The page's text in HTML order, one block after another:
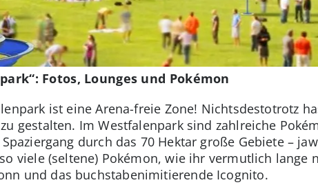
Fotos, Lounges und Pokémon
ist eine Arena-freie Zone! Nichtsdestotrotz
gestalten. Im Westfalenpark sind zahlreiche
durch das 70 Hektar große Gebiete –
viele (seltene) Pokémon, wie ihr vermutlich lange
und das buchstabenimitierende Icognito.